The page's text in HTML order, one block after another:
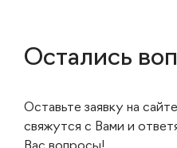
Остались
Оставьте заявку на
свяжутся с Вами и